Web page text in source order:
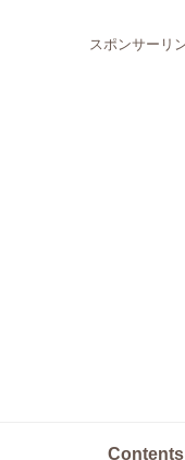
スポンサーリ
Contents